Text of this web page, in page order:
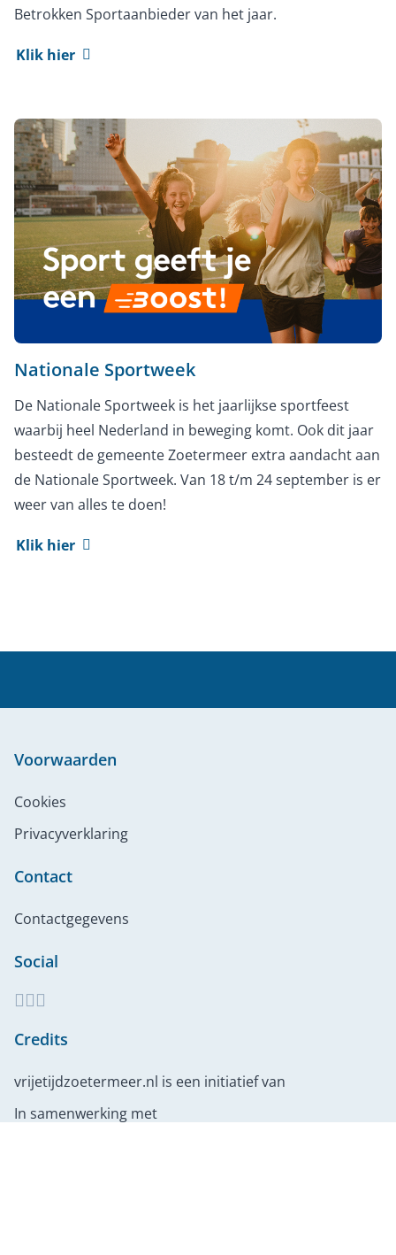
Betrokken Sportaanbieder van het jaar.
Klik hier
Nationale Sportweek
De Nationale Sportweek is het jaarlijkse sportfeest
waarbij heel Nederland in beweging komt. Ook dit jaar
besteedt de gemeente Zoetermeer extra aandacht aan
de Nationale Sportweek. Van 18 t/m 24 september is er
weer van alles te doen!
Klik hier
Voorwaarden
Cookies
Privacyverklaring
Contact
Contactgegevens
Social
Credits
vrijetijdzoetermeer.nl is een initiatief van
In samenwerking met